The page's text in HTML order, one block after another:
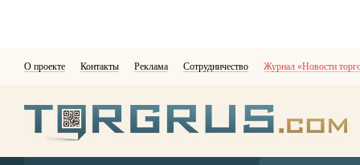
О проекте Контакты Реклама Сотрудничество Журнал «Новости